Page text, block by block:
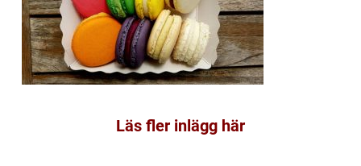
Läs fler inlägg här